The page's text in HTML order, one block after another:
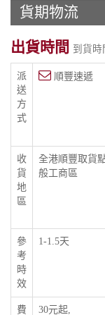
貨期物流
出貨時間 到貨時
派
送
方
式
順豐速遞
收
貨
地
區
全港順豐取貨
般工商區
參
考
時
效
1-1.5天
費
30元起,